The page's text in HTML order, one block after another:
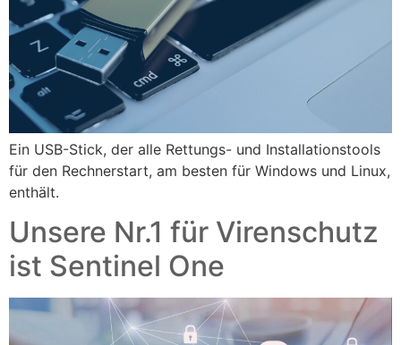
Ein USB-Stick, der alle Rettungs- und Installationstools
für den Rechnerstart, am besten für Windows und Linux,
enthält.
Unsere Nr.1 für Virenschutz
ist Sentinel One